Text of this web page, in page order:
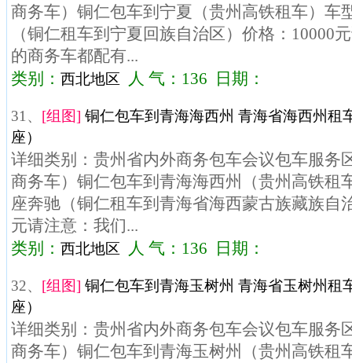
商务车）铜仁包车到宁夏（贵州高铁租车）车
（铜仁租车到宁夏回族自治区）价格：10000
的商务车都配有...
类别： 西北地区 人 气：136 日期：
31、 [组图] 铜仁包车到青海海西州 青海省海西州租
座）
详细类别：贵州省内外商务包车会议包车服务
商务车）铜仁包车到青海海西州（贵州高铁租
座奔驰（铜仁租车到青海省海西蒙古族藏族自
元请注意：我们...
类别： 西北地区 人 气：136 日期：
32、 [组图] 铜仁包车到青海玉树州 青海省玉树州租
座）
详细类别：贵州省内外商务包车会议包车服务
商务车）铜仁包车到青海玉树州（贵州高铁租